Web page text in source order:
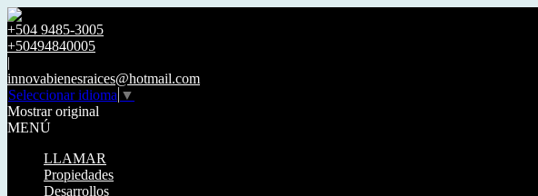
+504 9485-3005
+50494840005
|
innovabienesraices@hotmail.com
Seleccionar idioma ▼
Mostrar original
MENÚ
LLAMAR
Propiedades
Desarrollos